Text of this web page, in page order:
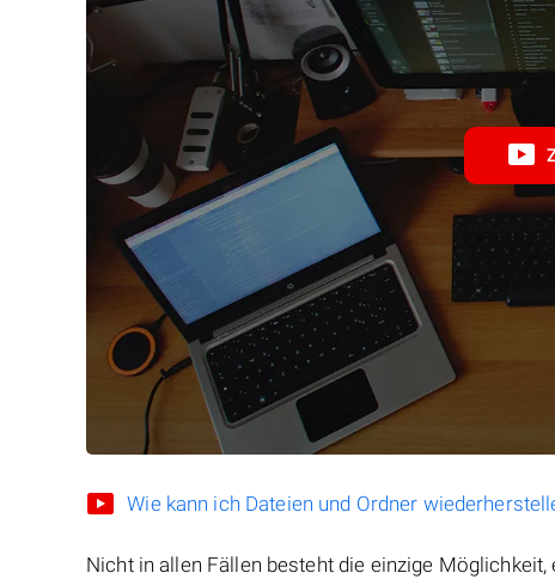
Wie kann ich Dateien und Ordner
Nicht in allen Fällen besteht die einzige Möglichkeit,